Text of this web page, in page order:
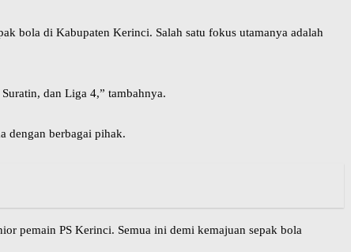
bola di Kabupaten Kerinci. Salah satu fokus utamanya adalah
dan Liga 4,” tambahnya.
dengan berbagai pihak.
pemain PS Kerinci. Semua ini demi kemajuan sepak bola